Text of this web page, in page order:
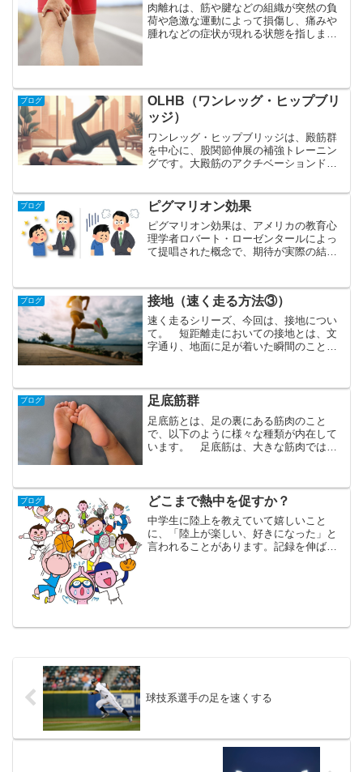
肉離れは、筋や腱などの組織が突然の負
荷や急激な運動によって損傷し、痛みや
腫れなどの症状が現れる状態を指しま
ブログ
OLHB（ワンレッグ・ヒップブリ
ッジ）
ワンレッグ・ヒップブリッジは、殿筋群
を中心に、股関節伸展の補強トレーニン
グです。大殿筋のアクチベーションドリ
ます。➀膝は、９０度より少し開く。
（開きすぎるとハムストリングス...
ブログ ピグマリオン効果
ピグマリオン効果は、アメリカの教育心
理学者ロバート・ローゼンタールによっ
て提唱された概念で、期待が実際の結果
待を抱くと、その個人もそれに応じてそ
の期待に応える傾向がある...
ブログ 接地（速く走る方法③）
速く走るシリーズ、今回は、接地につい
て。 短距離走においての接地とは、文
字通り、地面に足が着いた瞬間のことを
要な局面であることに間違いはありませ
ん。 ただ、短距離走で地...
ブログ 足底筋群
足底筋とは、足の裏にある筋肉のこと
で、以下のように様々な種類が内在して
います。 足底筋は、大きな筋肉ではな
いてとても重要な働きをしています。ま
ず、ランニングにおいて、地...
ブログ どこまで熱中を促すか？
中学生に陸上を教えていて嬉しいこと
に、「陸上が楽しい、好きになった」と
言われることがあります。記録を伸ばす
球技系選手の足を速くする